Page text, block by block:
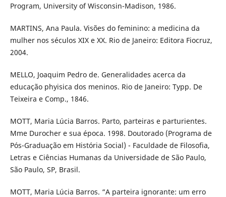
Program, University of Wisconsin-Madison, 1986.
MARTINS, Ana Paula. Visões do feminino: a medicina da
mulher nos séculos XIX e XX. Rio de Janeiro: Editora Fiocruz,
2004.
MELLO, Joaquim Pedro de. Generalidades acerca da
educação phyisica dos meninos. Rio de Janeiro: Typp. De
Teixeira e Comp., 1846.
MOTT, Maria Lúcia Barros. Parto, parteiras e parturientes.
Mme Durocher e sua época. 1998. Doutorado (Programa de
Pós-Graduação em História Social) - Faculdade de Filosofia,
Letras e Ciências Humanas da Universidade de São Paulo,
São Paulo, SP, Brasil.
MOTT, Maria Lúcia Barros. “A parteira ignorante: um erro